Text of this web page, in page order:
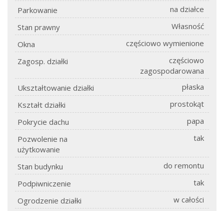
Parkowanie
na działce
Stan prawny
Własność
Okna
częściowo wymienione
Zagosp. działki
częściowo
zagospodarowana
Ukształtowanie działki
płaska
Kształt działki
prostokąt
Pokrycie dachu
papa
Pozwolenie na
użytkowanie
tak
Stan budynku
do remontu
Podpiwniczenie
tak
Ogrodzenie działki
w całości